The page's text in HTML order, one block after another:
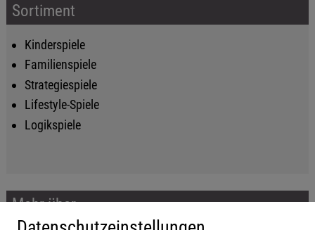
Sortiment
Kinderspiele
Familienspiele
Strategiespiele
Lifestyle-Spiele
Logikspiele
Mehr über...